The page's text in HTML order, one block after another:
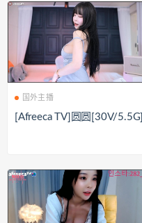
国外主播
[Afreeca TV]圆圆[30V/5.5G]